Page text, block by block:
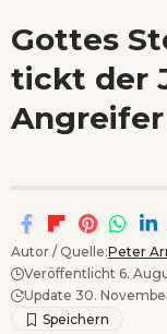
Gottes
tickt der
Angreifer
Autor / Quelle:Peter
Veröffentlicht 6.
Update 30.